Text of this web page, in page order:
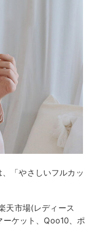
「やさしいフルカッ
天市場(レディース
ケット、Qoo10、ポ